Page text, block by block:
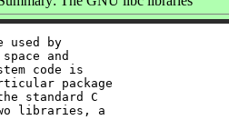
used by
and
code is
package
standard C
libraries, a